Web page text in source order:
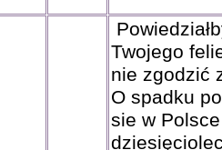
Twojego
nie zgodzić
O spadku
sie w